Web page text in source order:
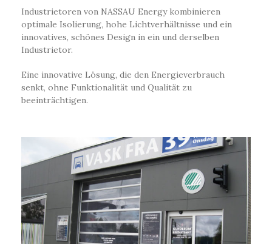
Industrietoren von NASSAU Energy kombinieren
optimale Isolierung, hohe Lichtverhältnisse und ein
innovatives, schönes Design in ein und derselben
Industrietor.
Eine innovative Lösung, die den Energieverbrauch
senkt, ohne Funktionalität und Qualität zu
beeinträchtigen.